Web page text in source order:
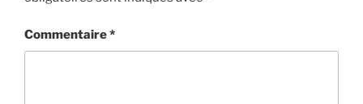
Commentaire*